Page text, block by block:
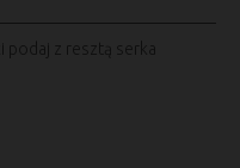
podaj z resztą serka